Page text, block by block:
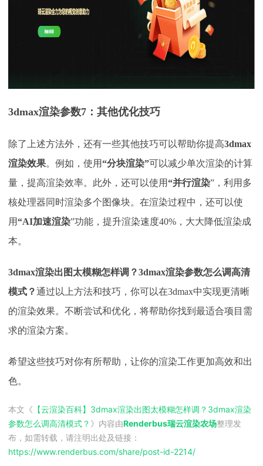
3dmax渲染参数7： 其他优化技巧
除了上述方法外，还有一些其他技巧可以帮助你提高3dmax
渲染效果。例如，使用“分块渲染”可以减少单次渲染的计算
量，提高渲染效率。此外，还可以使用“并行渲染”，利用多
核处理器同时渲染多个图像块。在渲染过程中，还可以使
用“AI加速渲染”功能，提升渲染速度40%，大大降低渲染成
本。
3dmax渲染出图太模糊怎样调？3dmax渲染参数怎么调高清
模式？通过以上方法和技巧，你可以在3dmax中实现更清晰
的渲染效果。不断尝试和优化，将帮助你找到最适合项目需
求的渲染方案。
希望这些技巧对你有所帮助，让你的渲染工作更加高效和出
色。
本文《 【云渲染百科】3dmax渲染出图太模糊怎样调？3dmax渲染
参数怎么调高清模式？ 》内容由Renderbus瑞云渲染农场整理发
布，如需转载，请注明出处及链接：
https://www.renderbus.com/share/post-id-2214/